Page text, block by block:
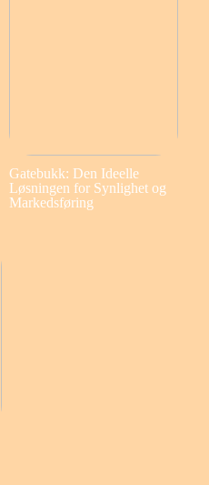
Gatebukk: Den Ideelle
Løsningen for Synlighet og
Markedsføring